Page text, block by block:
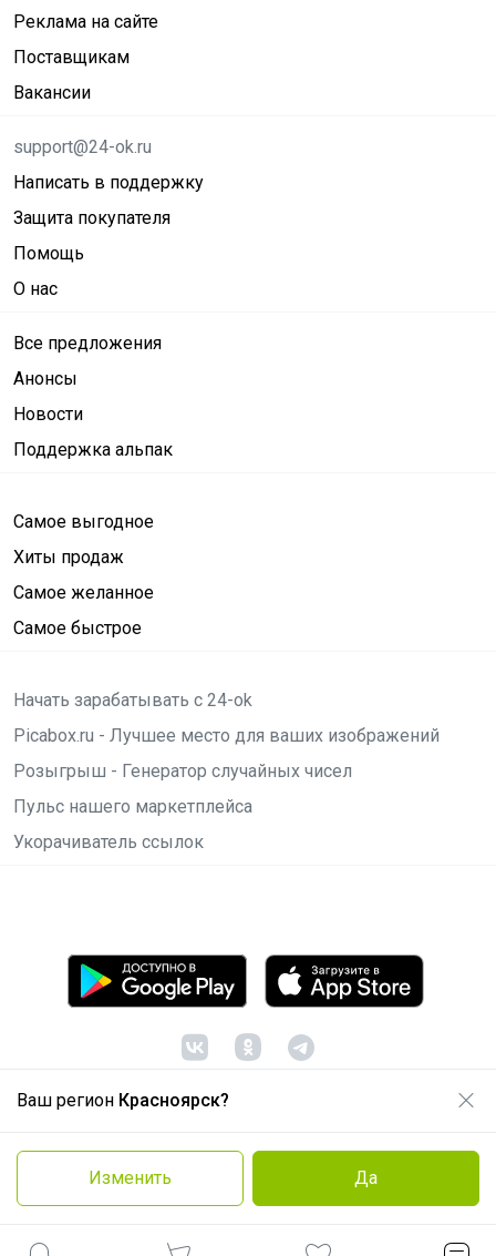
Ваш регион Красноярск?
Изменить Да
Реклама на сайте
Поставщикам
Вакансии
support@24-ok.ru
Написать в поддержку
Защита покупателя
Помощь
О нас
Все предложения
Анонсы
Новости
Поддержка альпак
Самое выгодное
Хиты продаж
Самое желанное
Самое быстрое
Начать зарабатывать с 24-ok
Picabox.ru - Лучшее место для ваших изображений
Розыгрыш - Генератор случайных чисел
Пульс нашего маркетплейса
Укорачиватель ссылок
© ООО "Лявита", ОГРН 1122468054070, 2012 -2026
Политика конфиденциальности
Cоглашение пользователя